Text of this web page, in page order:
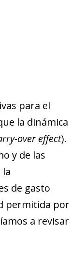
para el
la dinámica
over effect).
y de las
de gasto
permitida por
a revisar